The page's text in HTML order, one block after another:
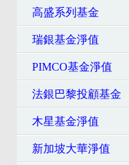
高盛系列基金
瑞銀基金淨值
PIMCO基金淨值
法銀巴黎投顧基金
木星基金淨值
新加坡大華淨值